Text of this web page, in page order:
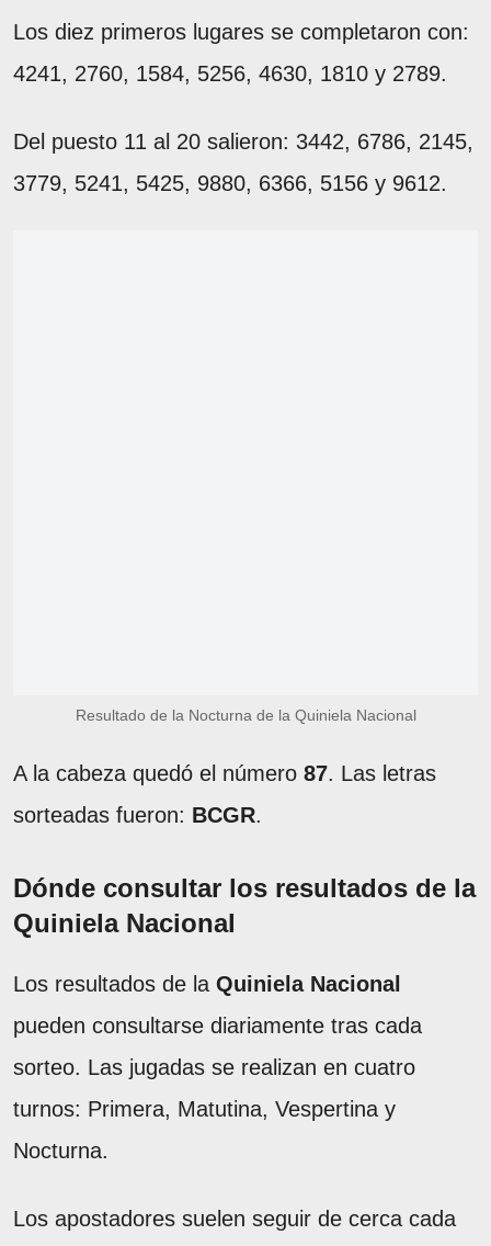
Los diez primeros lugares se completaron con:
4241, 2760, 1584, 5256, 4630, 1810 y 2789.
Del puesto 11 al 20 salieron: 3442, 6786, 2145,
3779, 5241, 5425, 9880, 6366, 5156 y 9612.
Resultado de la Nocturna de la Quiniela Nacional
A la cabeza quedó el número 87. Las letras
sorteadas fueron: BCGR.
Dónde consultar los resultados de la
Quiniela Nacional
Los resultados de la Quiniela Nacional
pueden consultarse diariamente tras cada
sorteo. Las jugadas se realizan en cuatro
turnos: Primera, Matutina, Vespertina y
Nocturna.
Los apostadores suelen seguir de cerca cada